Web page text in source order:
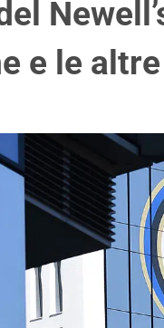
e le